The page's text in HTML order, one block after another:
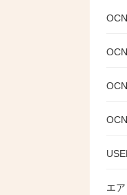
OCN
エ